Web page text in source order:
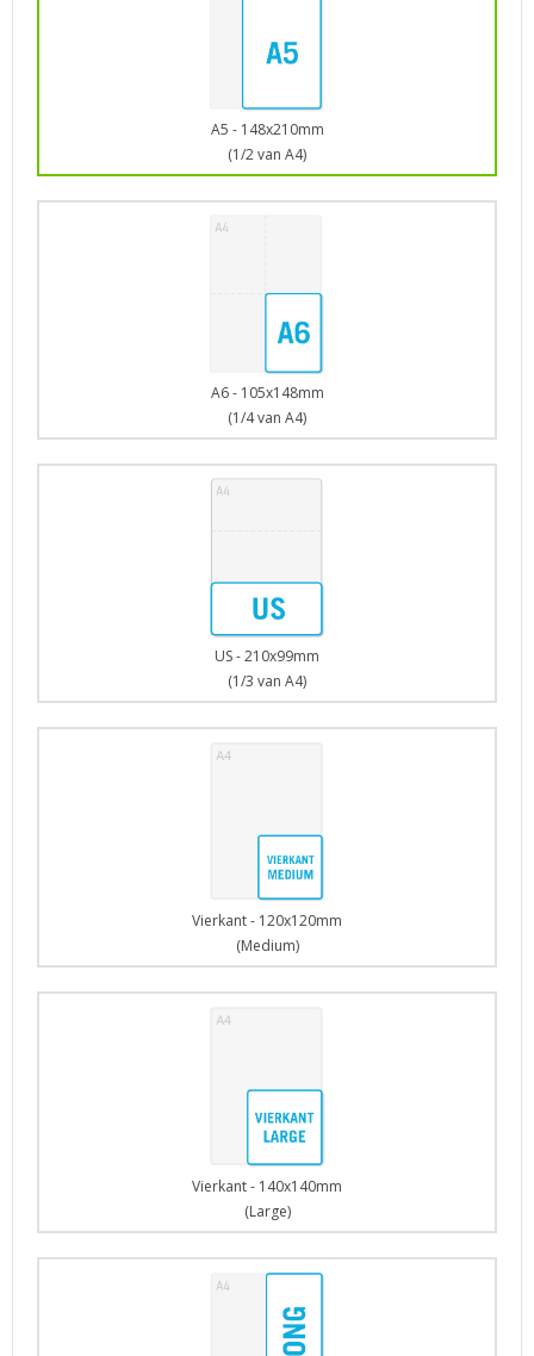
A5 - 148x210mm
(1/2 van A4)
A6 - 105x148mm
(1/4 van A4)
US - 210x99mm
(1/3 van A4)
Vierkant - 120x120mm
(Medium)
Vierkant - 140x140mm
(Large)